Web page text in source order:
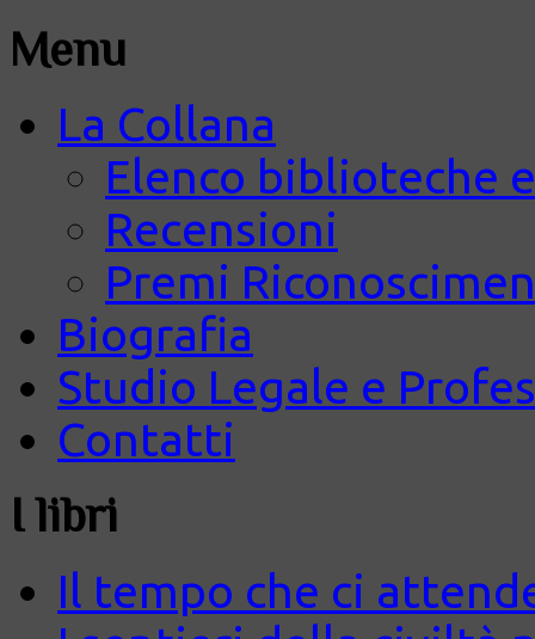
Menu
La Collana
Elenco biblioteche
Recensioni
Premi
Biografia
Studio Legale e
Contatti
I libri
Il tempo che ci